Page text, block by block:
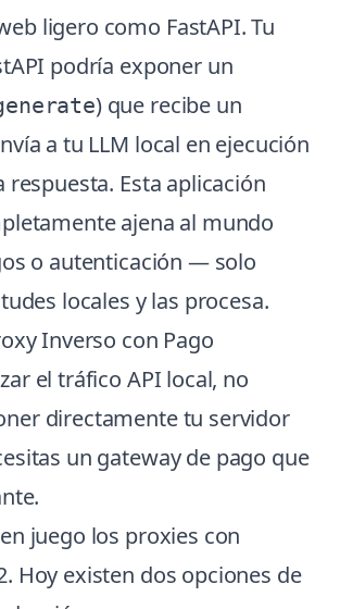
ligero como FastAPI. Tu
podría exponer un
) que recibe un
a tu LLM local en ejecución
respuesta. Esta aplicación
ajena al mundo
o autenticación — solo
locales y las procesa.
Inverso con Pago
el tráfico API local, no
directamente tu servidor
un gateway de pago que
juego los proxies con
Hoy existen dos opciones de